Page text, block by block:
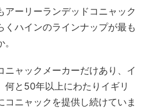
ーリーランデッドコニャック
くハインのラインナップが最も
ャックメーカーだけあり、イ
何と50年以上にわたりイギリ
コニャックを提供し続けていま